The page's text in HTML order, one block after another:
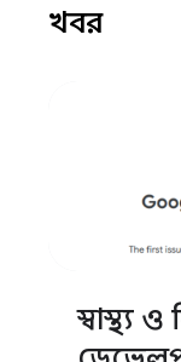
খবর
স্বাস্থ্য